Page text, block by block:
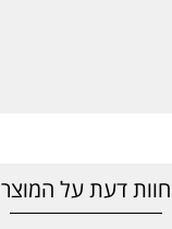
חוות דעת על המוצר